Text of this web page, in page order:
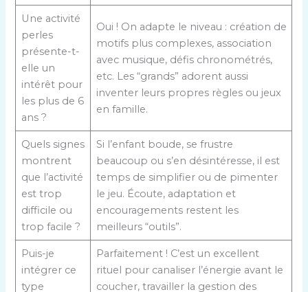
Une activité
perles
présente-t-
elle un
intérêt pour
les plus de 6
ans ?
Oui ! On adapte le niveau : création de
motifs plus complexes, association
avec musique, défis chronométrés,
etc. Les “grands” adorent aussi
inventer leurs propres règles ou jeux
en famille.
Quels signes
montrent
que l’activité
est trop
difficile ou
trop facile ?
Si l’enfant boude, se frustre
beaucoup ou s’en désintéresse, il est
temps de simplifier ou de pimenter
le jeu. Écoute, adaptation et
encouragements restent les
meilleurs “outils”.
Puis-je
intégrer ce
type
Parfaitement ! C’est un excellent
rituel pour canaliser l’énergie avant le
coucher, travailler la gestion des